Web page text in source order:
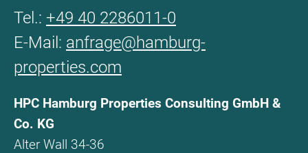
Tel.: +49 40 2286011-0
E-Mail: anfrage@hamburg-
properties.com
HPC Hamburg Properties Consulting GmbH &
Co. KG
Alter Wall 34-36